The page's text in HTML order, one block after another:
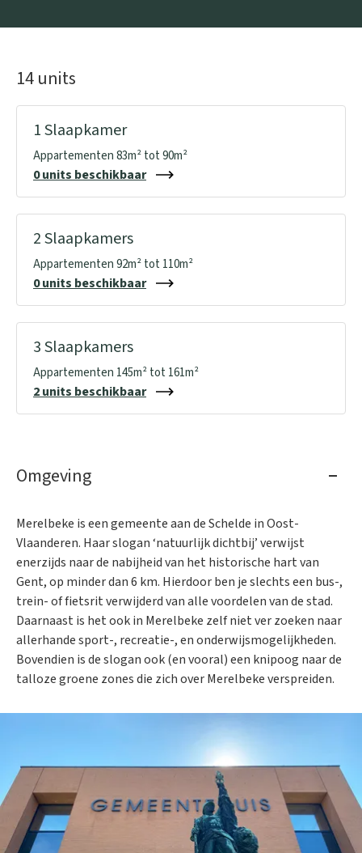
14 units
3 Slaapkamers
Appartementen 145m² tot 161m²
2 units beschikbaar
2 Slaapkamers
Appartementen 92m² tot 110m²
0 units beschikbaar
1 Slaapkamer
Appartementen 83m² tot 90m²
0 units beschikbaar
Omgeving
Merelbeke is een gemeente aan de Schelde in Oost-
Vlaanderen. Haar slogan ‘natuurlijk dichtbij’ verwijst
enerzijds naar de nabijheid van het historische hart van
Gent, op minder dan 6 km. Hierdoor ben je slechts een bus-,
trein- of fietsrit verwijderd van alle voordelen van de stad.
Daarnaast is het ook in Merelbeke zelf niet ver zoeken naar
allerhande sport-, recreatie-, en onderwijsmogelijkheden.
Bovendien is de slogan ook (en vooral) een knipoog naar de
talloze groene zones die zich over Merelbeke verspreiden.